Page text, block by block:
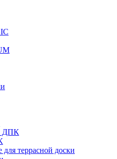
ДПК
террасной доски